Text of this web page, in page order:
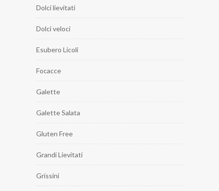
Dolci lievitati
Dolci veloci
Esubero Licoli
Focacce
Galette
Galette Salata
Gluten Free
Grandi Lievitati
Grissini